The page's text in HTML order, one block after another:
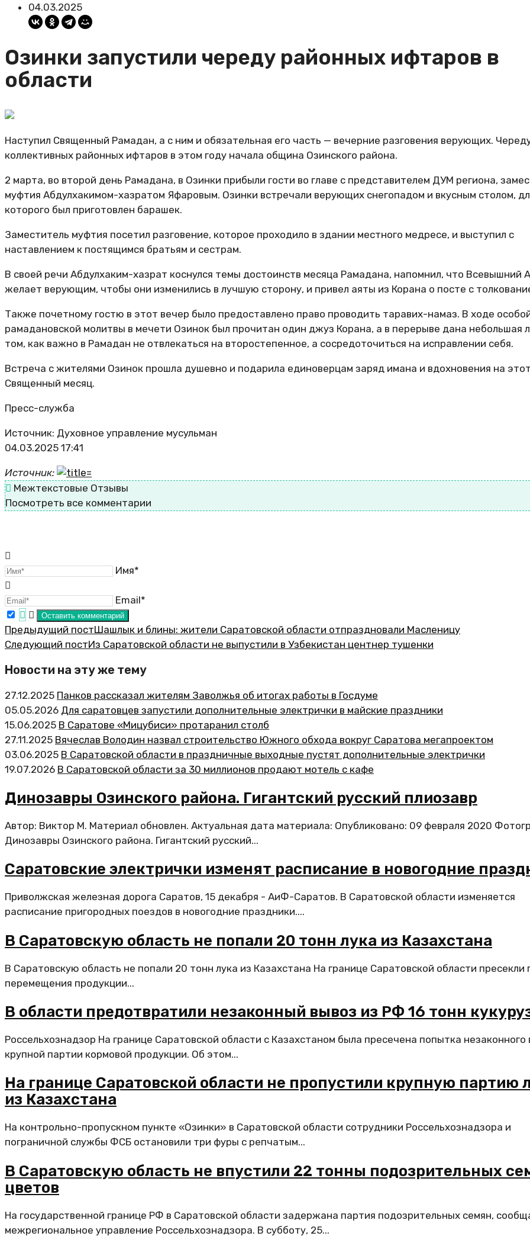
04.03.2025
Озинки запустили череду районных ифтаров в
области
Наступил Священный Рамадан, а с ним и обязательная его часть — вечерние разговения верующих.
коллективных районных ифтаров в этом году начала община Озинского района.
2 марта, во второй день Рамадана, в Озинки прибыли гости во главе с представителем ДУМ региона,
муфтия Абдулхакимом-хазратом Яфаровым. Озинки встречали верующих снегопадом и вкусным столом,
которого был приготовлен барашек.
Заместитель муфтия посетил разговение, которое проходило в здании местного медресе, и выступил с
наставлением к постящимся братьям и сестрам.
В своей речи Абдулхаким-хазрат коснулся темы достоинств месяца Рамадана, напомнил, что Всевышний
желает верующим, чтобы они изменились в лучшую сторону, и привел аяты из Корана о посте с
Также почетному гостю в этот вечер было предоставлено право проводить таравих-намаз. В ходе
рамадановской молитвы в мечети Озинок был прочитан один джуз Корана, а в перерыве дана небольшая
том, как важно в Рамадан не отвлекаться на второстепенное, а сосредоточиться на исправлении себя.
Встреча с жителями Озинок прошла душевно и подарила единоверцам заряд имана и вдохновения на этот
Священный месяц.
Пресс-служба
Источник: Духовное управление мусульман
04.03.2025 17:41
Источник:
Межтекстовые Отзывы
Посмотреть все комментарии
Имя*
Email*
Предыдущий постШашлык и блины: жители Саратовской области отпраздновали Масленицу
Следующий постИз Саратовской области не выпустили в Узбекистан центнер тушенки
Новости на эту же тему
27.12.2025 Панков рассказал жителям Заволжья об итогах работы в Госдуме
05.05.2026 Для саратовцев запустили дополнительные электрички в майские праздники
15.06.2025 В Саратове «Мицубиси» протаранил столб
27.11.2025 Вячеслав Володин назвал строительство Южного обхода вокруг Саратова мегапроектом
03.06.2025 В Саратовской области в праздничные выходные пустят дополнительные электрички
19.07.2026 В Саратовской области за 30 миллионов продают мотель с кафе
Динозавры Озинского района. Гигантский русский плиозавр
Автор: Виктор М. Материал обновлен. Актуальная дата материала: Опубликовано: 09 февраля 2020
Динозавры Озинского района. Гигантский русский...
Саратовские электрички изменят расписание в новогодние
Приволжская железная дорога Саратов, 15 декабря - АиФ-Саратов. В Саратовской области изменяется
расписание пригородных поездов в новогодние праздники....
В Саратовскую область не попали 20 тонн лука из Казахстана
В Саратовскую область не попали 20 тонн лука из Казахстана На границе Саратовской области пресекли
перемещения продукции...
В области предотвратили незаконный вывоз из РФ 16 тонн
Россельхознадзор На границе Саратовской области с Казахстаном была пресечена попытка незаконного
крупной партии кормовой продукции. Об этом...
На границе Саратовской области не пропустили крупную партию
из Казахстана
На контрольно-пропускном пункте «Озинки» в Саратовской области сотрудники Россельхознадзора и
пограничной службы ФСБ остановили три фуры с репчатым...
В Саратовскую область не впустили 22 тонны подозрительных
цветов
На государственной границе РФ в Саратовской области задержана партия подозрительных семян,
межрегиональное управление Россельхознадзора. В субботу, 25...